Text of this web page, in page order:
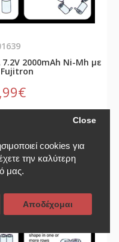
cookies για
την καλύτερη
μας.
Close
Αποδέχομαι
2000mAh Ni-Mh με
Fujitron